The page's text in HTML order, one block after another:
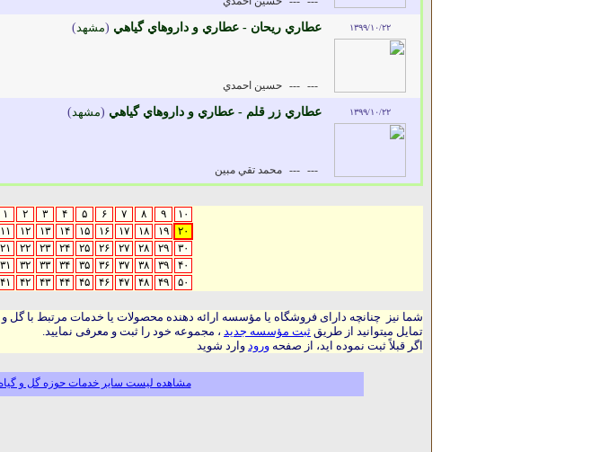
۱۳۹۹/۱۰/۲۲ عطاري ريحان - عطاري و داروهاي گياهي (مشهد)
---
--- حسين احمدي
۱۳۹۹/۱۰/۲۲ عطاري زر قلم - عطاري و داروهاي گياهي (مشهد)
---
--- محمد تقي مبين
۱ ۲ ۳ ۴ ۵ ۶ ۷ ۸ ۹
۱۰
۱۱
۱۲ ۱۳ ۱۴ ۱۵ ۱۶ ۱۷ ۱۸ ۱۹
۲۰
۲۱
۲۲ ۲۳ ۲۴ ۲۵ ۲۶ ۲۷ ۲۸ ۲۹
۳۰
۳۱
۳۲ ۳۳ ۳۴ ۳۵ ۳۶ ۳۷ ۳۸ ۳۹
۴۰
۴۱
۴۲ ۴۳ ۴۴ ۴۵ ۴۶ ۴۷ ۴۸ ۴۹ ۵۰
شما نیز چنانچه دارای فروشگاه یا مؤسسه ارائه دهنده محصولات یا خدمات مرتبط با گل
تمایل میتوانید از طریق ثبت مؤسسه جدید ، مجموعه خود را ثبت و معرفی نمایید.
اگر قبلاً ثبت نموده اید، از صفحه ورود وارد شوید
مشاهده لیست سایر خدمات حوزه گل و